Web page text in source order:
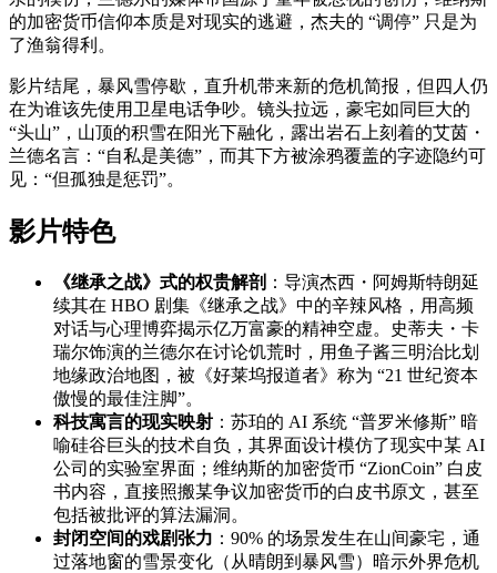
的加密货币信仰本质是对现实的逃避，杰夫的 “调停” 只是为
了渔翁得利。
影片结尾，暴风雪停歇，直升机带来新的危机简报，但四人仍
在为谁该先使用卫星电话争吵。镜头拉远，豪宅如同巨大的
“头山”，山顶的积雪在阳光下融化，露出岩石上刻着的艾茵・
兰德名言：“自私是美德”，而其下方被涂鸦覆盖的字迹隐约可
见：“但孤独是惩罚”。
影片特色
《继承之战》式的权贵解剖 ：导演杰西・阿姆斯特朗延
续其在 HBO 剧集《继承之战》中的辛辣风格，用高频
对话与心理博弈揭示亿万富豪的精神空虚。史蒂夫・卡
瑞尔饰演的兰德尔在讨论饥荒时，用鱼子酱三明治比划
地缘政治地图，被《好莱坞报道者》称为 “21 世纪资本
傲慢的最佳注脚”。
科技寓言的现实映射 ：苏珀的 AI 系统 “普罗米修斯” 暗
喻硅谷巨头的技术自负，其界面设计模仿了现实中某 AI
公司的实验室界面；维纳斯的加密货币 “ZionCoin” 白皮
书内容，直接照搬某争议加密货币的白皮书原文，甚至
包括被批评的算法漏洞。
封闭空间的戏剧张力 ：90% 的场景发生在山间豪宅，通
过落地窗的雪景变化（从晴朗到暴风雪）暗示外界危机